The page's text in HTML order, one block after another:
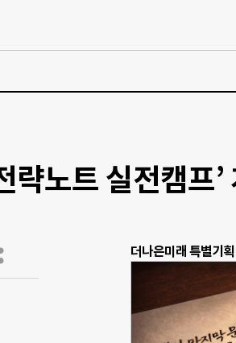
노트 실전캠프’
더나은미래 특별기획